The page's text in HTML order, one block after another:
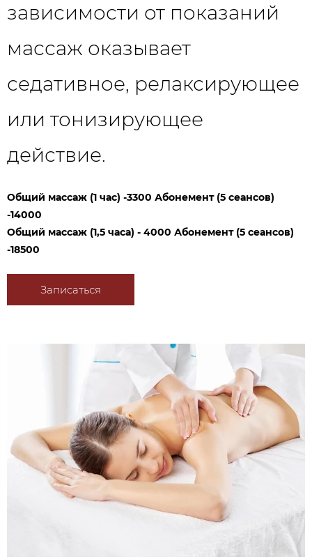
зависимости от показаний
массаж оказывает
седативное, релаксирующее
или тонизирующее
действие.
Общий массаж (1 час) -3300 Абонемент (5 сеансов)
-14000
Общий массаж (1,5 часа) - 4000 Абонемент (5 сеансов)
-18500
Записаться